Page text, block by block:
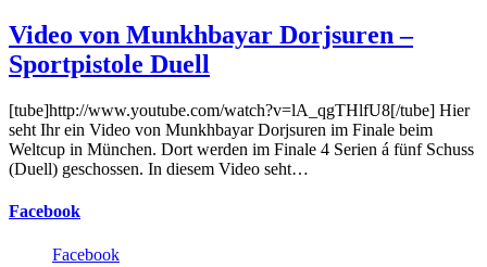
Video von Munkhbayar Dorjsuren –
Sportpistole Duell
[tube]http://www.youtube.com/watch?v=lA_qgTHlfU8[/tube] Hier
seht Ihr ein Video von Munkhbayar Dorjsuren im Finale beim
Weltcup in München. Dort werden im Finale 4 Serien á fünf Schuss
(Duell) geschossen. In diesem Video seht…
Facebook
Facebook